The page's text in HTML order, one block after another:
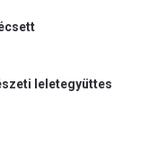
leletegyüttes